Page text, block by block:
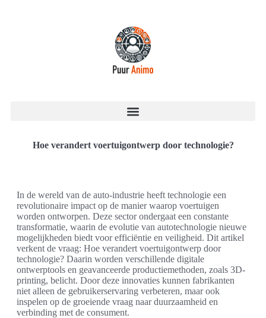
Hoe verandert voertuigontwerp door technologie?
In de wereld van de auto-industrie heeft technologie een
revolutionaire impact op de manier waarop voertuigen
worden ontworpen. Deze sector ondergaat een constante
transformatie, waarin de evolutie van autotechnologie nieuwe
mogelijkheden biedt voor efficiëntie en veiligheid. Dit artikel
verkent de vraag: Hoe verandert voertuigontwerp door
technologie? Daarin worden verschillende digitale
ontwerptools en geavanceerde productiemethoden, zoals 3D-
printing, belicht. Door deze innovaties kunnen fabrikanten
niet alleen de gebruikerservaring verbeteren, maar ook
inspelen op de groeiende vraag naar duurzaamheid en
verbinding met de consument.